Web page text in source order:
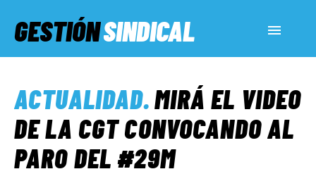
GESTIÓNSINDICAL
SERVICIOS SOCIALES
INFORMES ESPECIALES
ACTUALIDAD.MIRÁ EL VIDEO
DE LA CGT CONVOCANDO AL
PARO DEL #29M